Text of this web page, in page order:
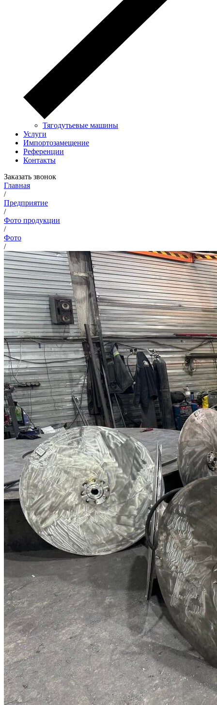
Тягодутьевые машины
Услуги
Импортозамещение
Референции
Контакты
Заказать звонок
Главная
/
Предприятие
/
Фото продукции
/
Фото
/